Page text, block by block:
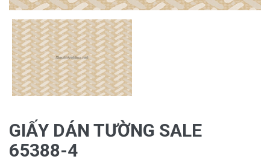
GIẤY DÁN TƯỜNG SALE
65388-4